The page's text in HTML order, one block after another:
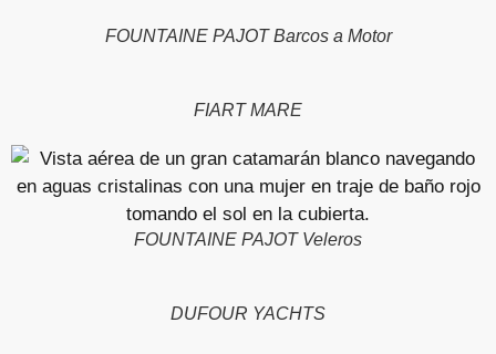
FOUNTAINE PAJOT Barcos a Motor
FIART MARE
FOUNTAINE PAJOT Veleros
DUFOUR YACHTS